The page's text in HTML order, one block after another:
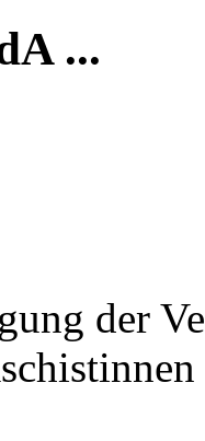
...
der